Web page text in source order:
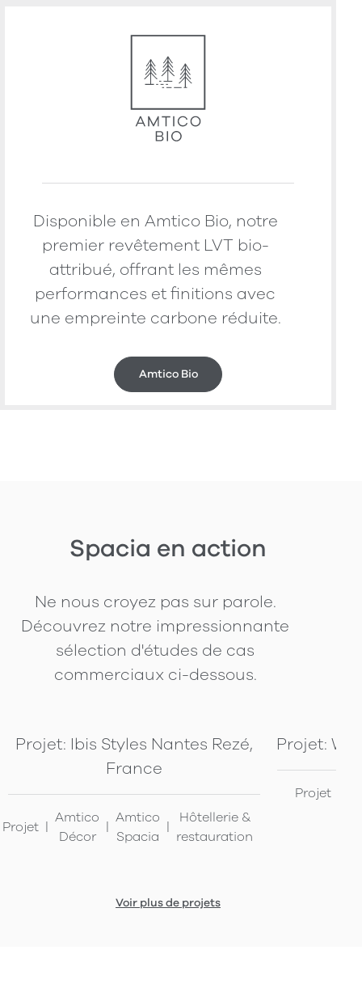
Disponible en Amtico Bio, notre
premier revêtement LVT bio-
attribué, offrant les mêmes
performances et finitions avec
une empreinte carbone réduite.
Amtico Bio
Spacia en action
Ne nous croyez pas sur parole.
Découvrez notre impressionnante
sélection d'études de cas
commerciaux ci-dessous.
Projet: Ibis Styles Nantes Rezé,
France
Projet
Amtico
Décor
Amtico
Spacia
Hôtellerie &
restauration
Projet:
Projet
Voir plus de projets